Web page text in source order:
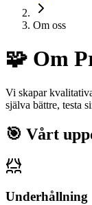
Om oss
🧩 Om
Vi skapar
själva bättre, testa
🎯 Vårt
Underhållning